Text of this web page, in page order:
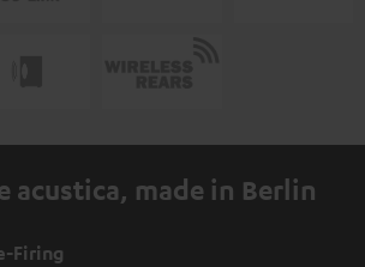
acustica, made in Berlin
Firing